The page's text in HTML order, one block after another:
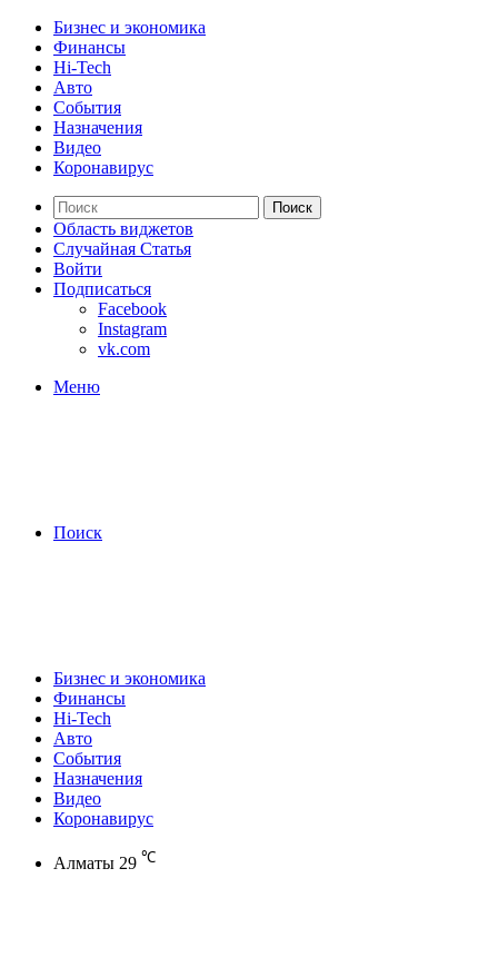
Бизнес и экономика
Финансы
Hi-Tech
Авто
События
Назначения
Видео
Коронавирус
Поиск
Область виджетов
Случайная Статья
Войти
Подписаться
Facebook
Instagram
vk.com
Меню
Поиск
Бизнес и экономика
Финансы
Hi-Tech
Авто
События
Назначения
Видео
Коронавирус
Алматы 29 ℃